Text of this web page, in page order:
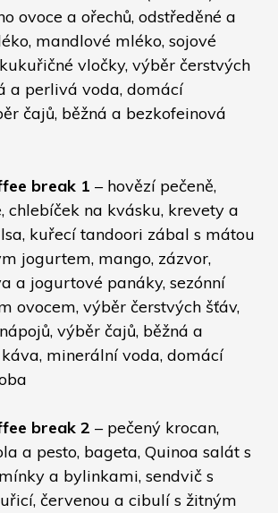
ovoce a ořechů, odstředěné a
mandlové mléko, sojové
vločky, výběr čerstvých
a perlivá voda, domácí
čajů, běžná a bezkofeinová
break 1 – hovězí pečeně,
chlebíček na kvásku, krevety a
kuřecí tandoori zábal s mátou
jogurtem, mango, zázvor,
a jogurtové panáky, sezónní
ovocem, výběr čerstvých šťáv,
výběr čajů, běžná a
minerální voda, domácí
break 2 – pečený krocan,
a pesto, bageta, Quinoa salát s
a bylinkami, sendvič s
červenou a cibulí s žitným